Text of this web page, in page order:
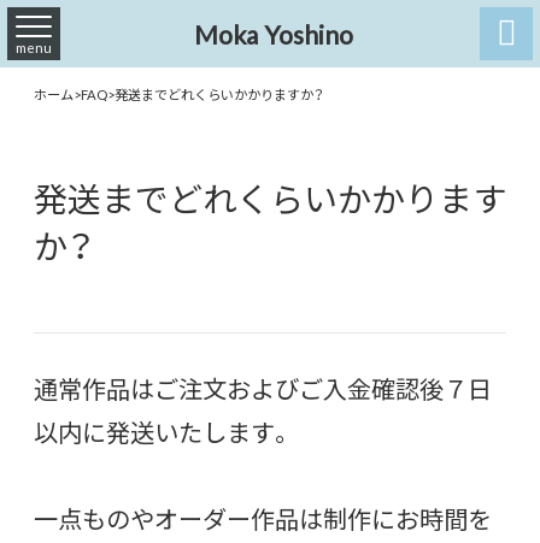
Moka Yoshino
menu 
ホーム>FAQ>発送までどれくらいかかりますか？
発送までどれくらいかかります
か？
通常作品はご注文およびご入金確認後７日
以内に発送いたします。
一点ものやオーダー作品は制作にお時間を